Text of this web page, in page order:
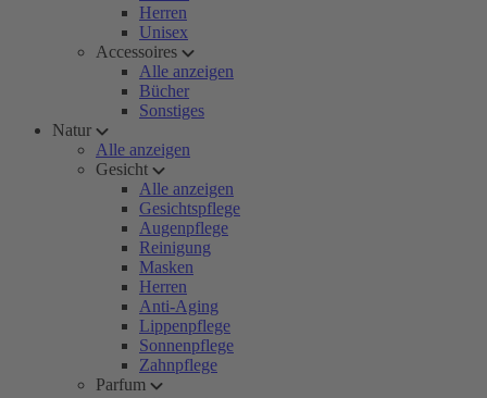
Herren
Unisex
Accessoires
Alle anzeigen
Bücher
Sonstiges
Natur
Alle anzeigen
Gesicht
Alle anzeigen
Gesichtspflege
Augenpflege
Reinigung
Masken
Herren
Anti-Aging
Lippenpflege
Sonnenpflege
Zahnpflege
Parfum